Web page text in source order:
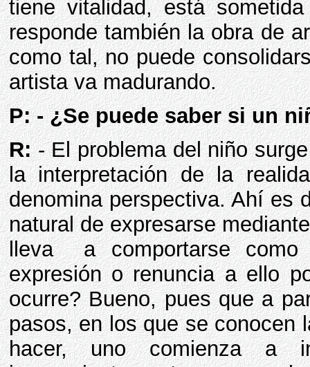
tiene vitalidad, está
responde también la obra de
como tal, no puede
artista va madurando.
P: - ¿Se puede saber si un
R:- El problema del niño
la interpretación de la
denomina perspectiva. Ahí es
natural de expresarse
lleva a comportarse como
expresión o renuncia a ello
ocurre? Bueno, pues que a
pasos, en los que se conocen
hacer, uno comienza a